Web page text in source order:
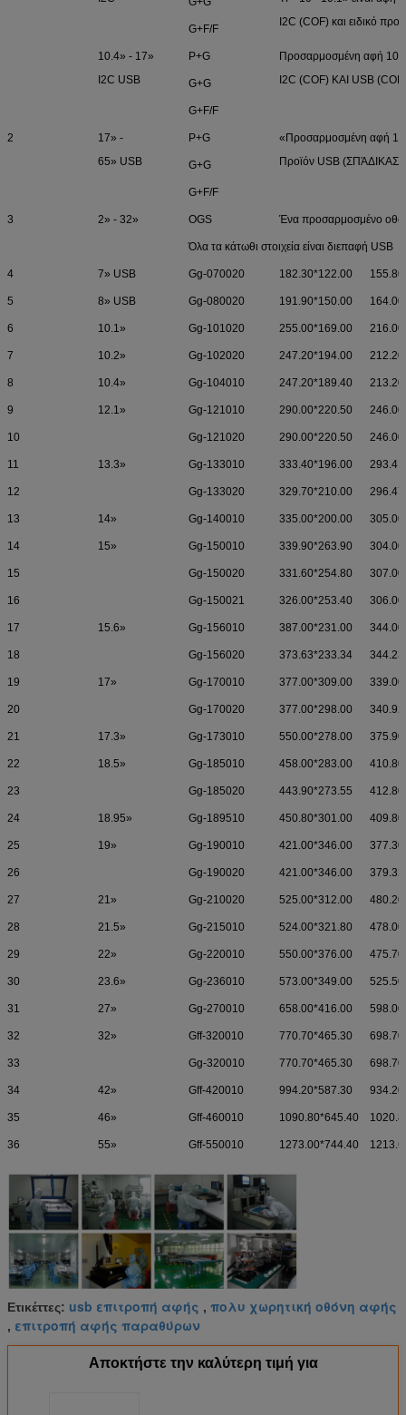
I2C (COF) και ειδικό
G+F/F
10.4» - 17»
I2C USB
P+G
Προσαρμοσμένη αφή 10-
I2C (COF) ΚΑΙ USB
G+G
G+F/F
2
17» -
65» USB
P+G
«Προσαρμοσμένη αφή
Προϊόν USB (ΣΠΆΔΙΚΑΣ)
G+G
G+F/F
3 2» - 32» OGS Ένα προσαρμοσμένο
Όλα τα κάτωθι στοιχεία είναι διεπαφή USB
4 7» USB Gg-070020 182.30*122.00
5 8» USB Gg-080020 191.90*150.00
6 10.1» Gg-101020 255.00*169.00
7 10.2» Gg-102020 247.20*194.00
8 10.4» Gg-104010 247.20*189.40
9 12.1» Gg-121010 290.00*220.50
10 Gg-121020 290.00*220.50
11 13.3» Gg-133010 333.40*196.00
12 Gg-133020 329.70*210.00
13 14» Gg-140010 335.00*200.00
14 15» Gg-150010 339.90*263.90
15 Gg-150020 331.60*254.80
16 Gg-150021 326.00*253.40
17 15.6» Gg-156010 387.00*231.00
18 Gg-156020 373.63*233.34
19 17» Gg-170010 377.00*309.00
20 Gg-170020 377.00*298.00
21 17.3» Gg-173010 550.00*278.00
22 18.5» Gg-185010 458.00*283.00
23 Gg-185020 443.90*273.55
24 18.95» Gg-189510 450.80*301.00
25 19» Gg-190010 421.00*346.00
26 Gg-190020 421.00*346.00
27 21» Gg-210020 525.00*312.00
28 21.5» Gg-215010 524.00*321.80
29 22» Gg-220010 550.00*376.00
30 23.6» Gg-236010 573.00*349.00
31 27» Gg-270010 658.00*416.00
32 32» Gff-320010 770.70*465.30
33 Gg-320010 770.70*465.30
34 42» Gff-420010 994.20*587.30
35 46» Gff-460010 1090.80*645.40
36 55» Gff-550010 1273.00*744.40
Ετικέττες: usb επιτροπή αφής , πολυ χωρητική οθόνη αφής
, επιτροπή αφής παραθύρων
Αποκτήστε την καλύτερη τιμή για